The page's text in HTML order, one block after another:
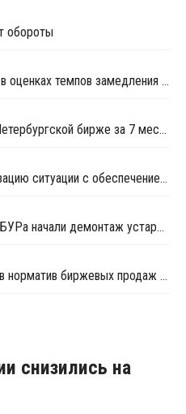
обороты
Росстат и аналитики сошлись в оценках темпов замедления экономики
Продажи нефтепродуктов на Петербургской бирже за 7 месяцев снизились на 11,2%, в июле – на 35,6%
Минэнерго отметило стабилизацию ситуации с обеспечением топливом в ряде регионов
На казанском предприятии СИБУРа начали демонтаж устаревшего производства этилена
Минфин предложил включить в норматив биржевых продаж топлива реализацию по договорам, устанавливаемым правительством
снизились на